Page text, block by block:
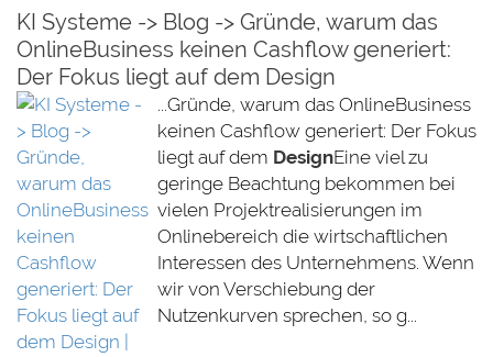
KI Systeme -> Blog -> Gründe, warum das
OnlineBusiness keinen Cashflow generiert:
Der Fokus liegt auf dem Design
...Gründe, warum das OnlineBusiness
keinen Cashflow generiert: Der Fokus
liegt auf dem DesignEine viel zu
geringe Beachtung bekommen bei
vielen Projektrealisierungen im
Onlinebereich die wirtschaftlichen
Interessen des Unternehmens. Wenn
wir von Verschiebung der
Nutzenkurven sprechen, so g...